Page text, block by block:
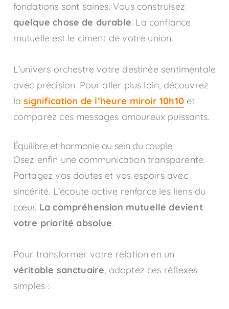
fondations sont saines. Vous construisez
quelque chose de durable. La confiance
mutuelle est le ciment de votre union.
L’univers orchestre votre destinée sentimentale
avec précision. Pour aller plus loin, découvrez
lasignification de l’heure miroir 10h10et
comparez ces messages amoureux puissants.
Équilibre et harmonie au sein du couple
Osez enfin une communication transparente.
Partagez vos doutes et vos espoirs avec
sincérité. L’écoute active renforce les liens du
cœur. La compréhension mutuelle devient
votre priorité absolue.
Pour transformer votre relation en un
véritable sanctuaire, adoptez ces réflexes
simples :